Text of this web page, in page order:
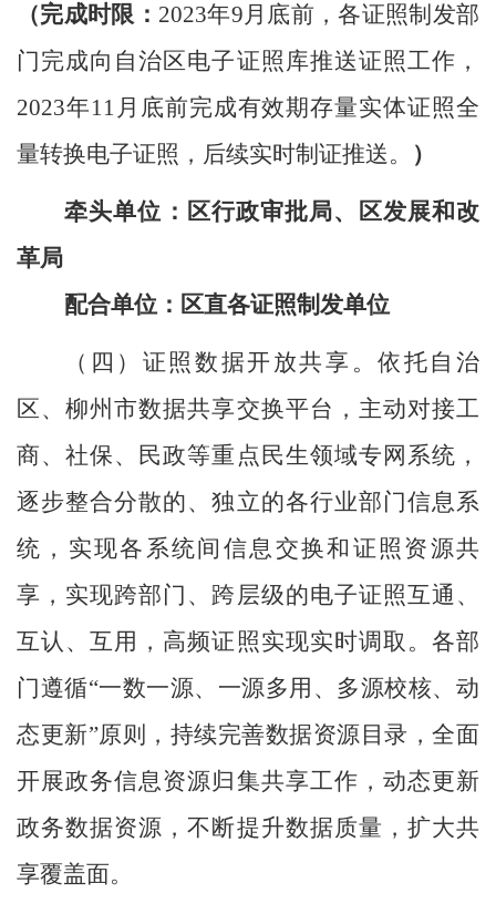
（完成时限： 2023年9月底前，各证照制发部
门完成向 自治区电子证照库推送证照工作，
2023年11 月底前完成有效期存量实体证照全
量转换电子证照，后续实时制证推送。
）
牵头单位：区行政审批局、区发展和改
革局
配合单位： 区直各证照制发单位
（四）证照数据开放共享。依托自治
区、柳州市数据共享交换平台，主动对接工
商、社保、民政等重点民生领域专网系统，
逐步整合分散的、独立的各行业部门信息系
统，实现各系统间信息交换和证照资源共
享，实现跨部门、跨层级的电子证照互通、
互认、互用，高频证照实现实时调取。各部
门遵循“一数一源、一源多用、多源校核、动
态更新”原则，持续完善数据资源目录，全面
开展政务信息资源归集共享工作，动态更新
政务数据资源，不断提升数据质量，扩大共
享覆盖面。